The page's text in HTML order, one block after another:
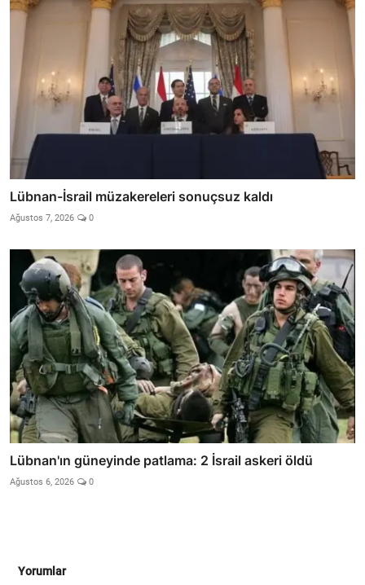
Lübnan-İsrail müzakereleri sonuçsuz kaldı
Ağustos 7, 2026 0
Lübnan'ın güneyinde patlama: 2 İsrail askeri öldü
Ağustos 6, 2026 0
Yorumlar